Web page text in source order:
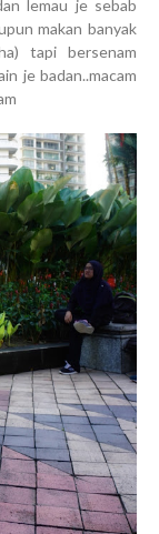
lemau je sebab
makan banyak
tapi bersenam
je badan..macam